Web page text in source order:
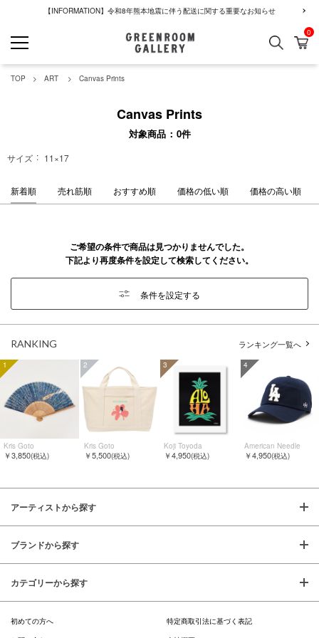
【INFORMATION】令和8年熊本地震に伴う配送に関する重要なお知らせ
検索 カ
0
TOP ART Canvas Prints
Canvas Prints
対象商品 0件
サイズ 11×17
新着順 売れ筋順 おすすめ順 価格の低い順 価格の高い順
ご希望の条件で商品は見つかりませんでした。
下記より再度条件を設定して検索してください。
条件を設定する
RANKING ランキング一覧へ
1
Kris Goto
￥3,850(税込)
2
Kris Goto
￥5,500(税込)
3
Koji Toyoda
￥4,950(税込)
4
American Needle
￥4,950(税込)
アーティストから探す
ブランドから探す
カテゴリーから探す
初めての方へ
特定商取引法に基づく表記